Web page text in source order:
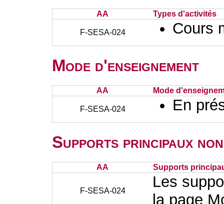
AA Types d'activités
F-SESA-024 Cours
Mode d'enseignement
AA Mode
F-SESA-024 En
Supports principaux
AA Supports
F-SESA-024
Les
la page